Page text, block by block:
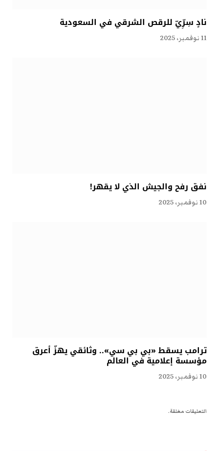
نادٍ سِرِّيّ للرقص الشرقي في السعودية
11 نوفمبر، 2025
نفق رفح والجيش الذي لا يقهر!
10 نوفمبر، 2025
ترامب يسقط «بي بي سي».. وثائقي يهزّ أعرق
مؤسسة إعلامية في العالم
10 نوفمبر، 2025
التعليقات مغلقة.